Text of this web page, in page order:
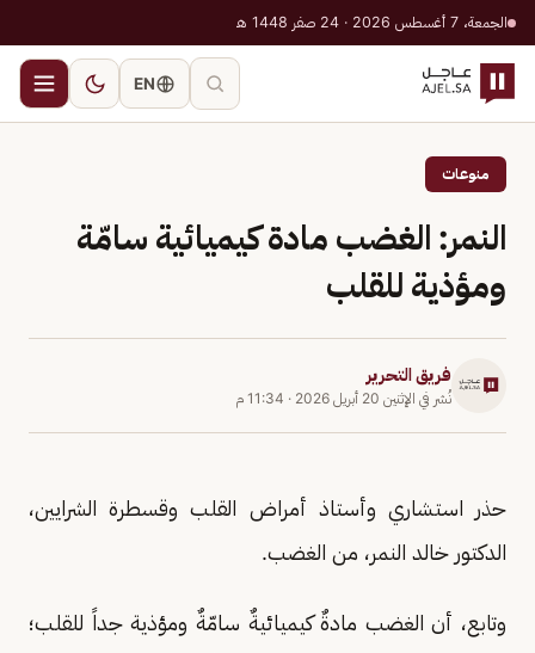
الجمعة، 7 أغسطس 2026 · 24 صفر 1448 هـ
EN
منوعات
النمر: الغضب مادة كيميائية سامّة
ومؤذية للقلب
فريق التحرير
نُشر في الإثنين 20 أبريل 2026 · 11:34 م
حذر استشاري وأستاذ أمراض القلب وقسطرة الشرايين،
الدكتور خالد النمر، من الغضب.
وتابع، أن الغضب مادةٌ كيميائيةٌ سامّةٌ ومؤذية جداً للقلب؛